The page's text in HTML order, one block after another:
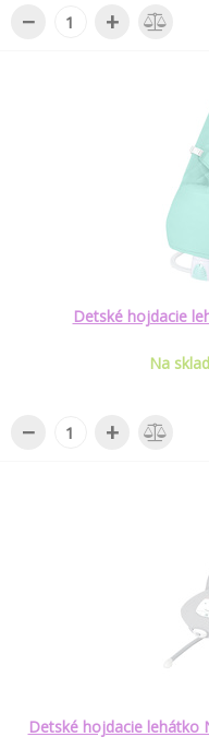
− +
Detské hojdacie
Na
− +
Detské hojdacie lehátko